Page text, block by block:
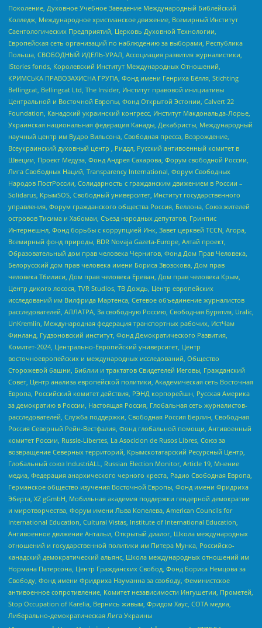
Поколение, Духовное Учебное Заведение Международный Библейский
Колледж, Международное христианское движение, Всемирный Институт
Саентологических Предприятий, Церковь Духовной Технологии,
Европейская сеть организаций по наблюдению за выборами, Республика
Польша, СВОБОДНЫЙ ИДЕЛЬ-УРАЛ, Ассоциация развития журналистики,
IStories fonds, Королевский Институт Международных Отношений,
КРИМСЬКА ПРАВОЗАХИСНА ГРУПА, Фонд имени Генриха Бёлля, Stichting
Bellingcat, Bellingcat Ltd, The Insider, Институт правовой инициативы
Центральной и Восточной Европы, Фонд Открытой Эстонии, Calvert 22
Foundation, Канадский украинский конгресс, Институт Макдональда-Лорье,
Украинская национальная федерация Канады, Декабристы, Международный
научный центр им Вудро Вильсона, Свободная пресса, Возрождение,
Всеукраинский духовный центр , Риддл, Русский антивоенный комитет в
Швеции, Проект Медуза, Фонд Андрея Сахарова, Форум свободной России,
Лига Свободных Наций, Transparеncy International, Форум Свободных
Народов ПостРоссии, Солидарность с гражданским движением в России –
Solidarus, КрымSOS, Свободный университет, Институт государственного
управления, Форум гражданского общества Россия, Беллона, Союз жителей
островов Тисима и Хабомаи, Съезд народных депутатов, Гринпис
Интернешнл, Фонд борьбы с коррупцией Инк, Завет церквей TCCN, Агора,
Всемирный фонд природы, BDR Novaja Gazeta-Europe, Алтай проект,
Образовательный дом прав человека Чернигов, Фонд Дом Прав Человека,
Белорусский дом прав человека имени Бориса Звозскова, Дом прав
человека Тбилиси, Дом прав человека Ереван, Дом прав человека Крым,
Центр дикого лосося, TVR Studios, ТВ Дождь, Центр европейских
исследований им Вилфрида Мартенса, Сетевое объединение журналистов
расследователей, АЛЛАТРА, За свободную Россию, Свободная Бурятия, Uralic,
UnKremlin, Международная федерация транспортных рабочих, ИстЧам
Финланд, Гудзоновский институт, Фонд Демократического Развития,
Комитет-2024, Центрально-Европейский университет, Центр
восточноевропейских и международных исследований, Общество
Сторожевой башни, Библии и трактатов Свидетелей Иеговы, Гражданский
Совет, Центр анализа европейской политики, Академическая сеть Восточная
Европа, Российский комитет действия, РЭНД корпорейшн, Русская Америка
за демократию в России, Настоящая Россия, Глобальная сеть журналистов-
расследователей, Служба поддержки, Свободная Россия Берлин, Свободная
Россия Северный Рейн-Вестфалия, Фонд глобальной помощи, Антивоенный
комитет России, Russie-Libertes, La Asocicion de Rusos Libres, Союз за
возвращение Северных территорий, Крымскотатарский Ресурсный Центр,
Глобальный союз IndustriALL, Russian Election Monitor, Article 19, Мнение
медиа, Федерация анархического черного креста, Радио Свободная Европа,
Германское общество изучения Восточной Европы, Фонд имени Фридриха
Эберта, XZ gGmbH, Мобильная академия поддержки гендерной демократии
и миротворчества, Форум имени Льва Копелева, American Councils for
International Education, Cultural Vistas, Institute of International Education,
Антивоенное движение Антальи, Открытый диалог, Школа международных
отношений и государственной политики им Питера Мунка, Российско-
канадский демократический альянс, Школа международных отношений им
Нормана Патерсона, Центр Гражданских Свобод, Фонд Бориса Немцова за
Свободу, Фонд имени Фридриха Науманна за свободу, Феминистское
антивоенное сопротивление, Комитет независимости Ингушетии, Прометей,
Stop Occupation of Karelia, Вернись живым, Фридом Хаус, СОТА медиа,
Либерально-демократическая Лига Украины